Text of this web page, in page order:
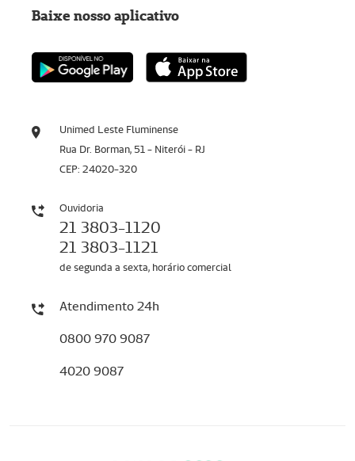
Unimed Leste Fluminense
Rua Dr. Borman, 51 - Niterói - RJ
CEP: 24020-320
Ouvidoria
21 3803-1120
21 3803-1121
de segunda a sexta, horário comercial
Atendimento 24h
0800 970 9087
4020 9087
Baixe nosso aplicativo